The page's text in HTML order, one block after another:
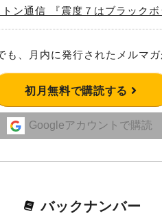
ン通信 『震度７はブラックボ
、月内に発行されたメルマ
初月無料で購読する
Googleアカウントで購読
バックナンバー